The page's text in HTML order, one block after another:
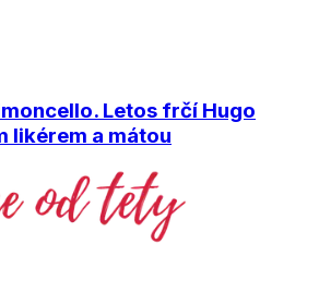
Letos frčí Hugo
likérem a mátou